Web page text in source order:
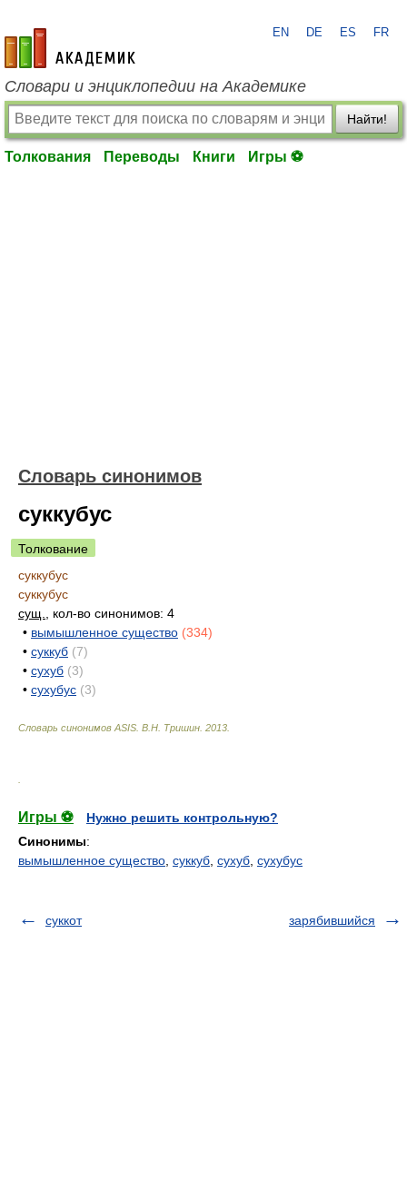
academic.ru
EN DE ES FR
Словари и энциклопедии на Академике
Найти!
Толкования Переводы Книги Игры ⚽
Словарь синонимов
суккубус
Толкование
суккубус
суккубус
сущ.
, кол-во синонимов: 4
• вымышленное существо (334)
• суккуб (7)
• сухуб (3)
• сухубус (3)
Словарь синонимов ASIS. В.Н. Тришин 2013
Игры ⚽
Нужно решить контрольную?
Синонимы:
вымышленное существо суккуб сухуб сухубус
суккот зарябившийся